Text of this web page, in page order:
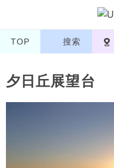
TOP 搜索
夕日丘展望台